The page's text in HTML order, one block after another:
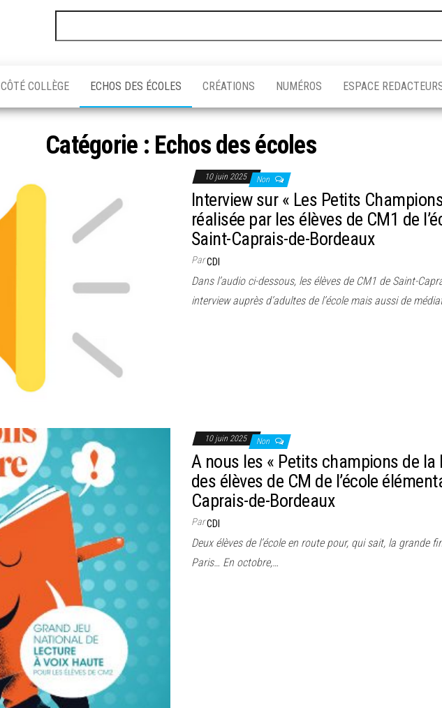
CÔTÉ COLLÈGE ECHOS DES ÉCOLES CRÉATIONS NUMÉROS ESPACE
Catégorie : Echos des écoles
10 juin 2025 Non
Interview sur « Les Petits
réalisée par les élèves de CM1 de
Saint-Caprais-de-Bordeaux
ParCDI
Dans l’audio ci-dessous, les élèves de CM1 de Saint-
interview auprès d’adultes de l’école mais aussi de
10 juin 2025 Non
A nous les « Petits champions de la
des élèves de CM de l’école
Caprais-de-Bordeaux
ParCDI
Deux élèves de l’école en route pour, qui sait, la grande
Paris… En octobre,…